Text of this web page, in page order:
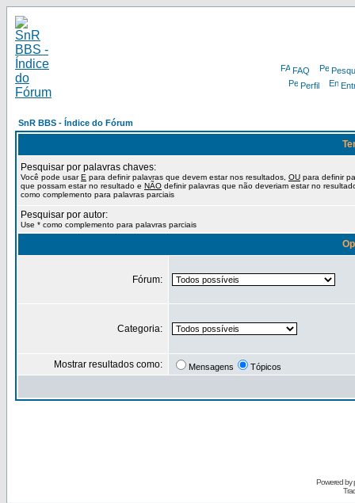
FAQ
Perfil
SnR BBS - Índice do Fórum
Pesquisar por palavras chaves:
Você pode usarE para definir palavras que devem estar nos resultados, OU para definir
que possam estar no resultado e NÃO definir palavras que não deveriam estar no
como complemento para palavras parciais
Pesquisar por autor:
Use * como complemento para palavras parciais
Fórum:
Categoria:
Mostrar resultados como: Mensagens Tópicos
Powered by